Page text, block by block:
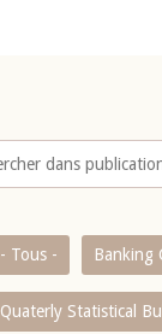
- Tous - Banking
Quaterly Statistical